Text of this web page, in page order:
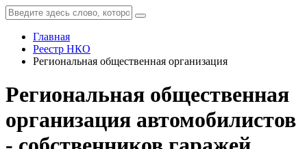
Главная
Реестр НКО
Региональная общественная организация
Региональная общественная
организация автомобилистов